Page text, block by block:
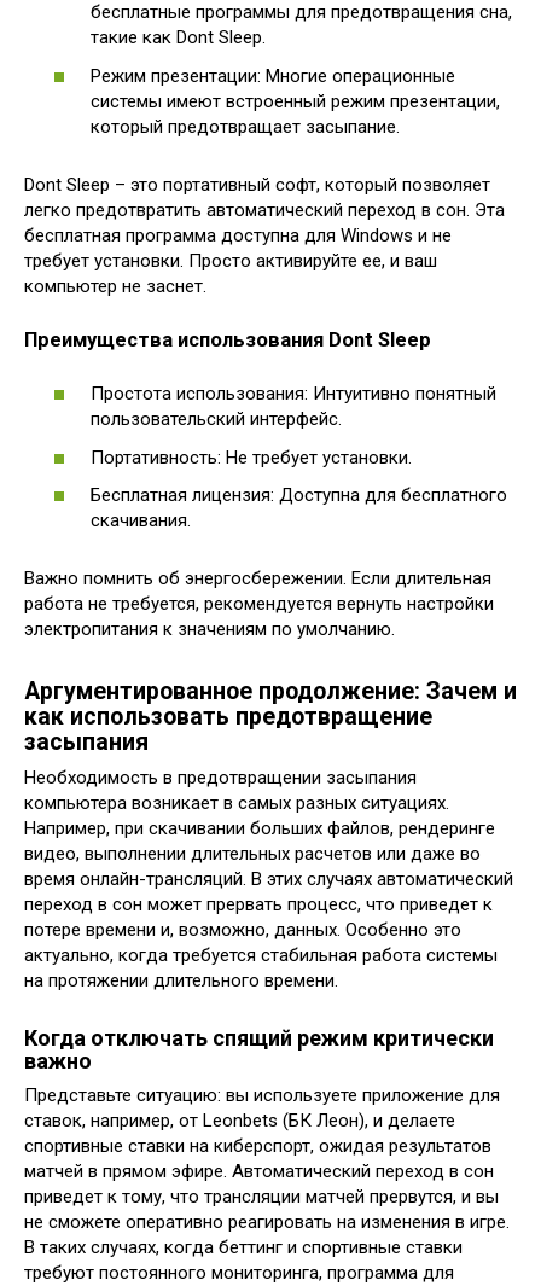
бесплатные программы для предотвращения сна,
такие как Dont Sleep.
Режим презентации: Многие операционные
системы имеют встроенный режим презентации,
который предотвращает засыпание.
Dont Sleep – это портативный софт, который позволяет
легко предотвратить автоматический переход в сон. Эта
бесплатная программа доступна для Windows и не
требует установки. Просто активируйте ее, и ваш
компьютер не заснет.
Преимущества использования Dont Sleep
Простота использования: Интуитивно понятный
пользовательский интерфейс.
Портативность: Не требует установки.
Бесплатная лицензия: Доступна для бесплатного
скачивания.
Важно помнить об энергосбережении. Если длительная
работа не требуется, рекомендуется вернуть настройки
электропитания к значениям по умолчанию.
Аргументированное продолжение: Зачем и
как использовать предотвращение
засыпания
Необходимость в предотвращении засыпания
компьютера возникает в самых разных ситуациях.
Например, при скачивании больших файлов, рендеринге
видео, выполнении длительных расчетов или даже во
время онлайн-трансляций. В этих случаях автоматический
переход в сон может прервать процесс, что приведет к
потере времени и, возможно, данных. Особенно это
актуально, когда требуется стабильная работа системы
на протяжении длительного времени.
Когда отключать спящий режим критически
важно
Представьте ситуацию: вы используете приложение для
ставок, например, от Leonbets (БК Леон), и делаете
спортивные ставки на киберспорт, ожидая результатов
матчей в прямом эфире. Автоматический переход в сон
приведет к тому, что трансляции матчей прервутся, и вы
не сможете оперативно реагировать на изменения в игре.
В таких случаях, когда беттинг и спортивные ставки
требуют постоянного мониторинга, программа для